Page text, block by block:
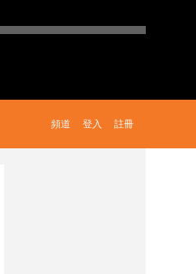
註冊
登入
頻道